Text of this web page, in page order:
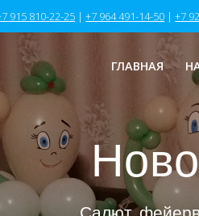
915 810-22-25 |+7 964 491-14-50 |+7
ГЛАВНАЯ
Салют,